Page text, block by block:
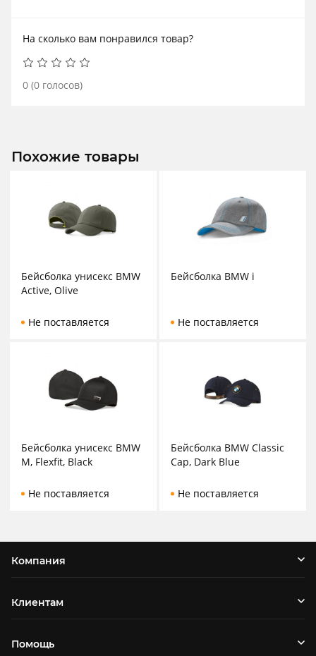
На сколько вам понравился товар?
0 (0 голосов)
Похожие товары
Бейсболка унисекс BMW
Active, Olive
Не поставляется
Бейсболка BMW i
Не поставляется
Бейсболка унисекс BMW
M, Flexfit, Black
Не поставляется
Бейсболка BMW Classic
Cap, Dark Blue
Не поставляется
Компания
Клиентам
Помощь